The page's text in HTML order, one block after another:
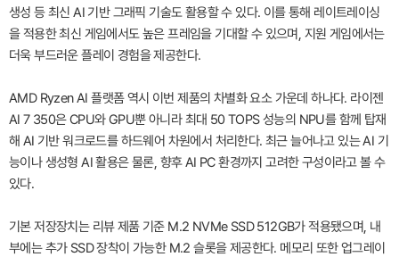
생성 등 최신 AI 기반 그래픽 기술도 활용할 수 있다. 이를 통해 레이트레이싱
을 적용한 최신 게임에서도 높은 프레임을 기대할 수 있으며, 지원 게임에서는
더욱 부드러운 플레이 경험을 제공한다.
AMD Ryzen AI 플랫폼 역시 이번 제품의 차별화 요소 가운데 하나다. 라이젠
AI 7 350은 CPU와 GPU뿐 아니라 최대 50 TOPS 성능의 NPU를 함께 탑재
해 AI 기반 워크로드를 하드웨어 차원에서 처리한다. 최근 늘어나고 있는 AI 기
능이나 생성형 AI 활용은 물론, 향후 AI PC 환경까지 고려한 구성이라고 볼 수
있다.
기본 저장장치는 리뷰 제품 기준 M.2 NVMe SSD 512GB가 적용됐으며, 내
부에는 추가 SSD 장착이 가능한 M.2 슬롯을 제공한다. 메모리 또한 업그레이